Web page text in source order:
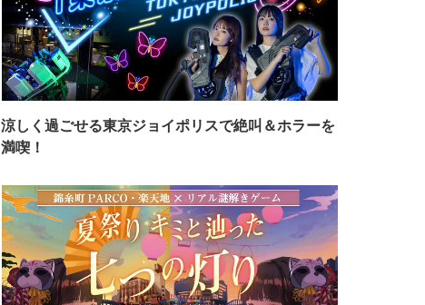
涼しく過ごせる東京ジョイポリスで絶叫＆ホラーを
満喫！